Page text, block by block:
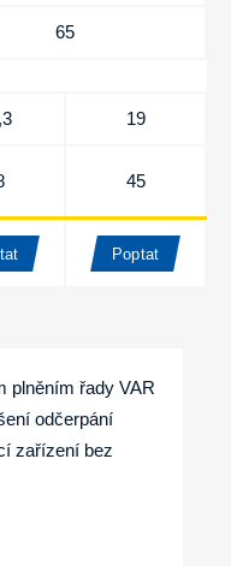
65
19
45
Poptat
plněním řady VAR
odčerpání
zařízení bez